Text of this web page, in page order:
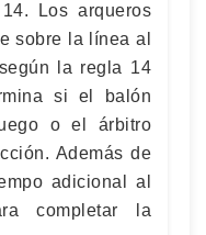
Los arqueros
sobre la línea al
la regla 14
si el balón
o el árbitro
Además de
adicional al
completar la